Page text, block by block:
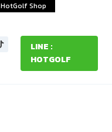
HotGolf Shop
LINE :
HOTGOLF